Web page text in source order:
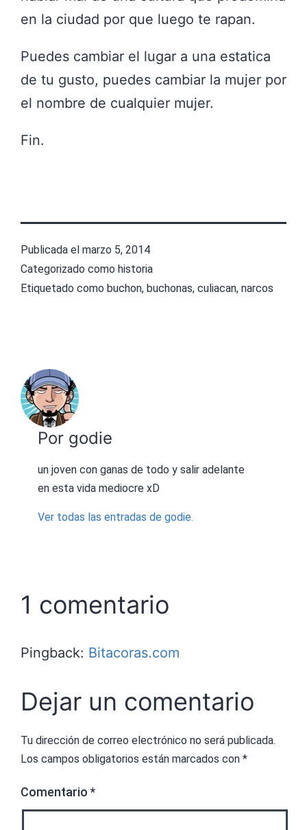
en la ciudad por que luego te rapan.
Puedes cambiar el lugar a una estatica
de tu gusto, puedes cambiar la mujer por
el nombre de cualquier mujer.
Fin.
Publicada el marzo 5, 2014
Categorizado como historia
Etiquetado como buchon, buchonas, culiacan, narcos
Por godie
un joven con ganas de todo y salir adelante
en esta vida mediocre xD
Ver todas las entradas de godie.
1 comentario
Pingback: Bitacoras.com
Dejar un comentario
Tu dirección de correo electrónico no será publicada.
Los campos obligatorios están marcados con *
Comentario *